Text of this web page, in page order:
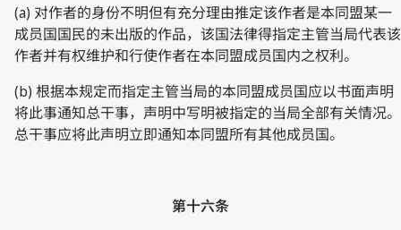
(a) 对作者的身份不明但有充分理由推定该作者是本同盟某一
成员国国民的未出版的作品，该国法律得指定主管当局代表该
作者并有权维护和行使作者在本同盟成员国内之权利。
(b) 根据本规定而指定主管当局的本同盟成员国应以书面声明
将此事通知总干事，声明中写明被指定的当局全部有关情况。
总干事应将此声明立即通知本同盟所有其他成员国。
第十六条